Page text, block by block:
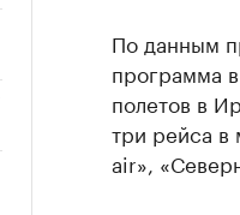
По данным
программа
полетов в
три рейса в
air»,